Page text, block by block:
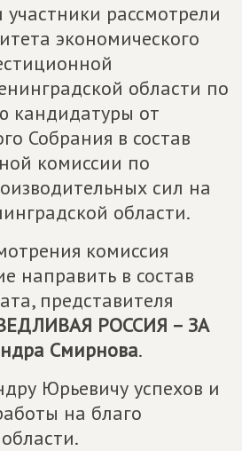
участники рассмотрели
экономического
области по
кандидатуры от
Собрания в состав
комиссии по
сил на
области.
комиссия
направить в состав
представителя
РОССИЯ – ЗА
Смирнова.
Юрьевичу успехов и
на благо